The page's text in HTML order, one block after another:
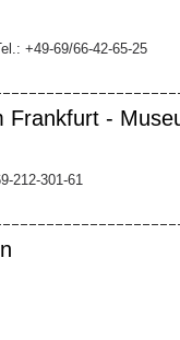
+49-69/66-42-65-25
Frankfurt -
212-301-61